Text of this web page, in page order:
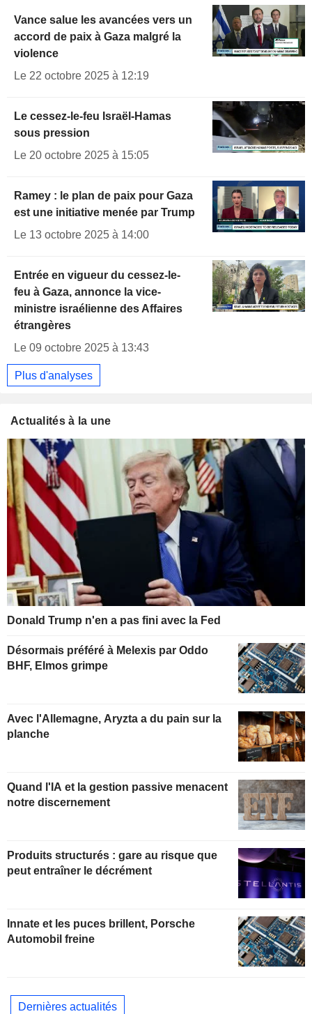
Vance salue les avancées vers un
accord de paix à Gaza malgré la
violence
Le 22 octobre 2025 à 12:19
Le cessez-le-feu Israël-Hamas
sous pression
Le 20 octobre 2025 à 15:05
Ramey : le plan de paix pour Gaza
est une initiative menée par Trump
Le 13 octobre 2025 à 14:00
Entrée en vigueur du cessez-le-
feu à Gaza, annonce la vice-
ministre israélienne des Affaires
étrangères
Le 09 octobre 2025 à 13:43
Plus d'analyses
Actualités à la une
Donald Trump n'en a pas fini avec la Fed
Désormais préféré à Melexis par Oddo
BHF, Elmos grimpe
Avec l'Allemagne, Aryzta a du pain sur la
planche
Quand l'IA et la gestion passive menacent
notre discernement
Produits structurés : gare au risque que
peut entraîner le décrément
Innate et les puces brillent, Porsche
Automobil freine
Dernières actualités